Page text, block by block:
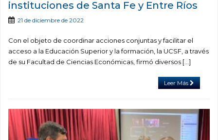
instituciones de Santa Fe y Entre Ríos
21 de diciembre de 2022
Con el objeto de coordinar acciones conjuntas y facilitar el
acceso a la Educación Superior y la formación, la UCSF, a través
de su Facultad de Ciencias Económicas, firmó diversos […]
Leer Más